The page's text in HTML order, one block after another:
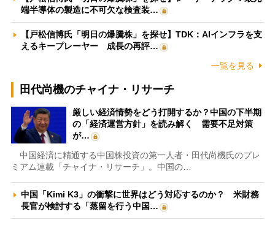
端半導体の製造に不可欠な検査装…
【戸松信博氏「明日の爆騰株」を探せ】TDK：AIインフラを支
えるキープレーヤー 成長の再評…
一覧を見る
田代尚機のチャイナ・リサーチ
厳しい経済情勢をどう打開するか？中国の下半期
の「経済運営方針」を読み解く 需要不足対策
が…
中国経済に精通する中国株投資の第一人者・田代尚機氏のプレ
ミアム連載「チャイナ・リサーチ」。中国の…
中国「Kimi K3」の衝撃に世界はどう対応するのか？ 米財務
長官が検討する「蒸留を行う中国…